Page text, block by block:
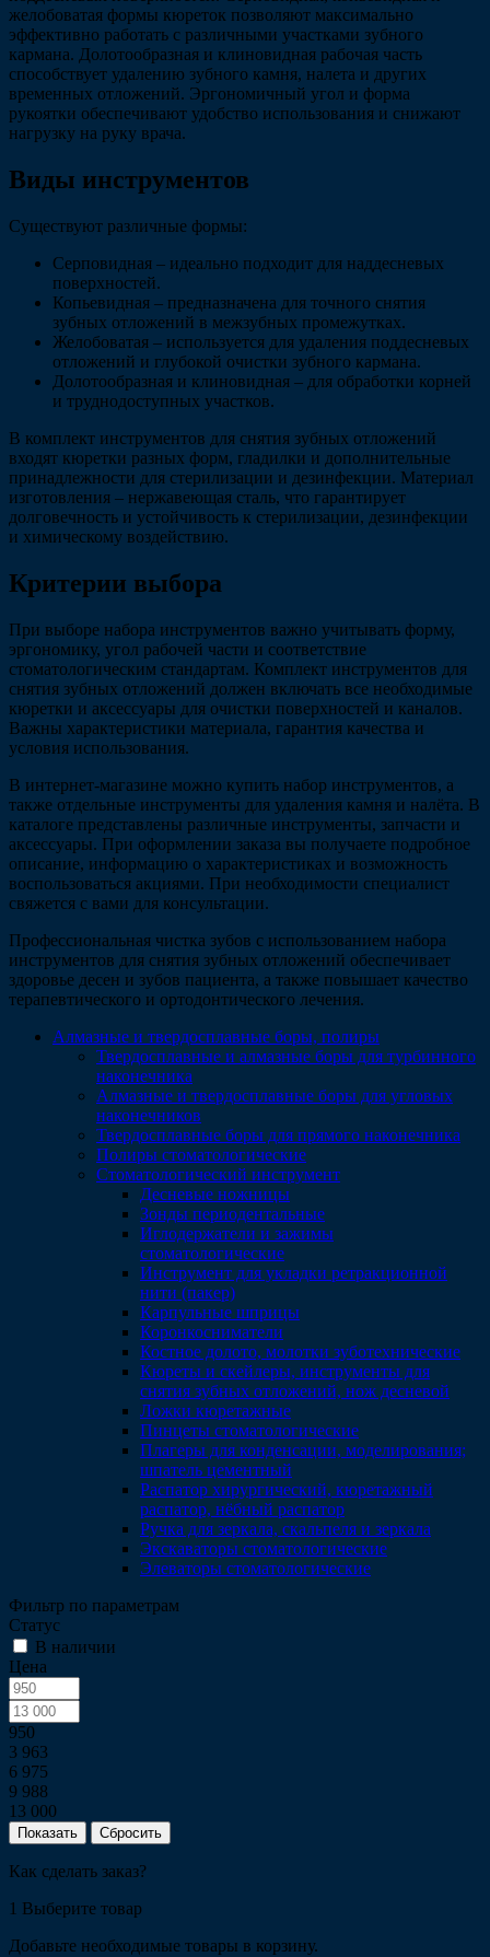
желобоватая формы кюреток позволяют максимально
эффективно работать с различными участками зубного
кармана. Долотообразная и клиновидная рабочая часть
способствует удалению зубного камня, налета и других
временных отложений. Эргономичный угол и форма
рукоятки обеспечивают удобство использования и снижают
нагрузку на руку врача.
Виды инструментов
Существуют различные формы:
Серповидная – идеально подходит для наддесневых
поверхностей.
Копьевидная – предназначена для точного снятия
зубных отложений в межзубных промежутках.
Желобоватая – используется для удаления поддесневых
отложений и глубокой очистки зубного кармана.
Долотообразная и клиновидная – для обработки корней
и труднодоступных участков.
В комплект инструментов для снятия зубных отложений
входят кюретки разных форм, гладилки и дополнительные
принадлежности для стерилизации и дезинфекции. Материал
изготовления – нержавеющая сталь, что гарантирует
долговечность и устойчивость к стерилизации, дезинфекции
и химическому воздействию.
Критерии выбора
При выборе набора инструментов важно учитывать форму,
эргономику, угол рабочей части и соответствие
стоматологическим стандартам. Комплект инструментов для
снятия зубных отложений должен включать все необходимые
кюретки и аксессуары для очистки поверхностей и каналов.
Важны характеристики материала, гарантия качества и
условия использования.
В интернет-магазине можно купить набор инструментов, а
также отдельные инструменты для удаления камня и налёта. В
каталоге представлены различные инструменты, запчасти и
аксессуары. При оформлении заказа вы получаете подробное
описание, информацию о характеристиках и возможность
воспользоваться акциями. При необходимости специалист
свяжется с вами для консультации.
Профессиональная чистка зубов с использованием набора
инструментов для снятия зубных отложений обеспечивает
здоровье десен и зубов пациента, а также повышает качество
терапевтического и ортодонтического лечения.
Алмазные и твердосплавные боры, полиры
Твердосплавные и алмазные боры для турбинного
наконечника
Алмазные и твердосплавные боры для угловых
наконечников
Твердосплавные боры для прямого наконечника
Полиры стоматологические
Стоматологический инструмент
Десневые ножницы
Зонды периодентальные
Иглодержатели и зажимы
стоматологические
Инструмент для укладки ретракционной
нити (пакер)
Карпульные шприцы
Коронкосниматели
Костное долото, молотки зуботехнические
Кюреты и скейлеры, инструменты для
снятия зубных отложений, нож десневой
Ложки кюретажные
Пинцеты стоматологические
Плагеры для конденсации, моделирования;
шпатель цементный
Распатор хирургический, кюретажный
распатор, нёбный распатор
Ручка для зеркала, скальпеля и зеркала
Экскаваторы стоматологические
Элеваторы стоматологические
Фильтр по параметрам
Статус
В наличии
Цена
950
3 963
6 975
9 988
13 000
Сбросить
Как сделать заказ?
1 Выберите товар
Добавьте необходимые товары в корзину.